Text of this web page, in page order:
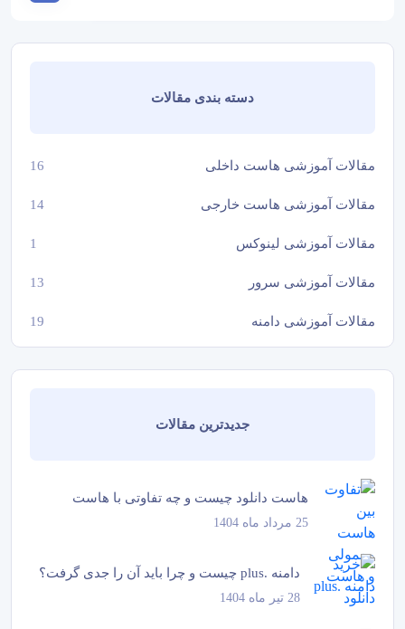
دسته بندی مقالات
مقالات آموزشی هاست داخلی 16
مقالات آموزشی هاست خارجی 14
مقالات آموزشی لینوکس 1
مقالات آموزشی سرور 13
مقالات آموزشی دامنه 19
جدیدترین مقالات
هاست دانلود چیست و چه تفاوتی با هاست
معمولی دارد؟
25 مرداد ماه 1404
دامنه .plus چیست و چرا باید آن را جدی گرفت؟
28 تیر ماه 1404